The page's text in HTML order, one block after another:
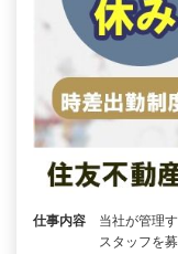
仕事内容
当社が管理
スタッフを